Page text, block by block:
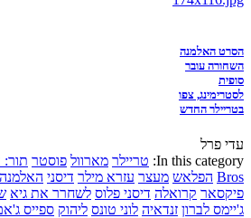
הסרט האלמנה
השחורה עובר
סופית
לסטרימינג, צפו
בטריילר החדש
עדי פרל
In this category: טריילר מארוול פוסטר
Bros הפלאש מעצר עזרא מילר דיסני
פיקסאר קרואלה דיסני פלוס לשחרר את גיא
ג'יימס לברון זנדאיה לוני טונס ליהוק ספייס ג'אם